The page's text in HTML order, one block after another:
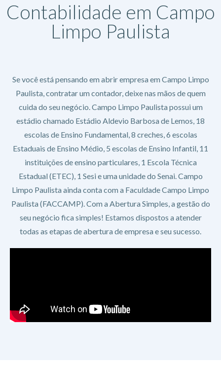
Contabilidade em Campo
Limpo Paulista
Se você está pensando em abrir empresa em Campo Limpo
Paulista, contratar um contador, deixe nas mãos de quem
cuida do seu negócio. Campo Limpo Paulista possui um
estádio chamado Estádio Aldevio Barbosa de Lemos, 18
escolas de Ensino Fundamental, 8 creches, 6 escolas
Estaduais de Ensino Médio, 5 escolas de Ensino Infantil, 11
instituições de ensino particulares, 1 Escola Técnica
Estadual (ETEC), 1 Sesi e uma unidade do Senai. Campo
Limpo Paulista ainda conta com a Faculdade Campo Limpo
Paulista (FACCAMP). Com a Abertura Simples, a gestão do
seu negócio fica simples! Estamos dispostos a atender
todas as etapas de abertura de empresa e seu sucesso.